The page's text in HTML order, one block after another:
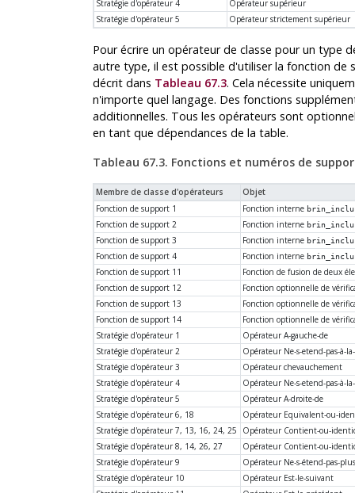
Stratégie d'opérateur 4
Opérateur supérieur
Stratégie d'opérateur 5
Opérateur strictement supérieur
Pour écrire un opérateur de classe pour un type
autre type, il est possible d'utiliser la fonction de
décrit dans Tableau 67.3. Cela nécessite
n'importe quel langage. Des fonctions
additionnelles. Tous les opérateurs sont
en tant que dépendances de la table.
Tableau 67.3. Fonctions et numéros de
Membre de classe d'opérateurs
Objet
Fonction de support 1
Fonction interne
Fonction de support 2 Fonction interne
Fonction de support 3 Fonction interne
Fonction de support 4 Fonction interne
Fonction de support 11
Fonction de fusion de deux
Fonction de support 12
Fonction optionnelle de
Fonction de support 13
Fonction optionnelle de
Fonction de support 14
Fonction optionnelle de
Stratégie d'opérateur 1
Opérateur A-gauche-de
Stratégie d'opérateur 2
Opérateur Ne-s-etend-pas-à-
Stratégie d'opérateur 3
Opérateur chevauchement
Stratégie d'opérateur 4
Opérateur Ne-s-etend-pas-à-
Stratégie d'opérateur 5
Opérateur A-droite-de
Stratégie d'opérateur 6, 18
Opérateur Equivalent-ou-
Stratégie d'opérateur 7, 13, 16, 24, 25
Opérateur Contient-ou-
Stratégie d'opérateur 8, 14, 26, 27
Opérateur Contient-ou-
Stratégie d'opérateur 9
Opérateur Ne-s-étend-pas-
Stratégie d'opérateur 10
Opérateur Est-le-suivant